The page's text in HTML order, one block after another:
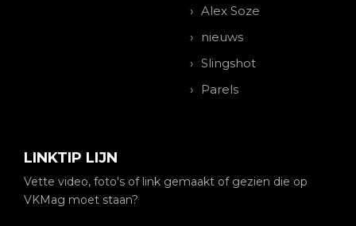
Alex Soze
nieuws
Slingshot
Parels
LINKTIP LIJN
Vette video, foto's of link gemaakt of gezien die op
VKMag moet staan?